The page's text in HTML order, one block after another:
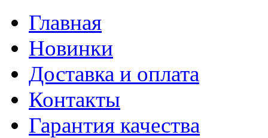
Главная
Новинки
Доставка и оплата
Контакты
Гарантия качества